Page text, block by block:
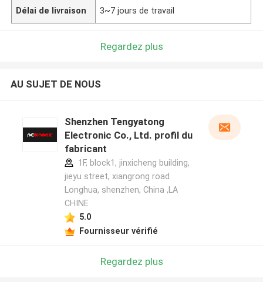
Délai de livraison 3~7 jours de travail
Regardez plus
AU SUJET DE NOUS
Shenzhen Tengyatong
Electronic Co., Ltd. profil du
fabricant
1F, block1, jinxicheng building,
jieyu street, xiangrong road
Longhua, shenzhen, China ,LA
CHINE
5.0
Fournisseur vérifié
Regardez plus